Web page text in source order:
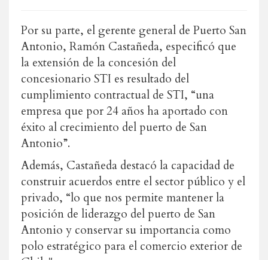
Por su parte, el gerente general de Puerto San
Antonio, Ramón Castañeda, especificó que
la extensión de la concesión del
concesionario STI es resultado del
cumplimiento contractual de STI, “una
empresa que por 24 años ha aportado con
éxito al crecimiento del puerto de San
Antonio”.
Además, Castañeda destacó la capacidad de
construir acuerdos entre el sector público y el
privado, “lo que nos permite mantener la
posición de liderazgo del puerto de San
Antonio y conservar su importancia como
polo estratégico para el comercio exterior de